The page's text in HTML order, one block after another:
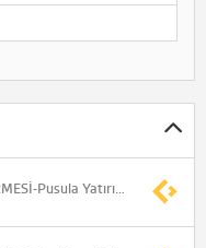
HİSSE DEĞERLENDİRMESİ-Pusula Yatırım, GEDZA için hedef fiyatını 56,6 TL, tavsiyesini "AL" olarak korudu